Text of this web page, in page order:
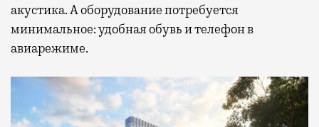
акустика. А оборудование потребуется
минимальное: удобная обувь и телефон в
авиарежиме.